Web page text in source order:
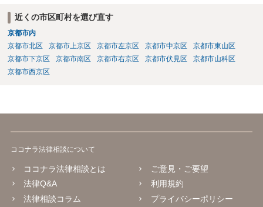
よく相談の上、決めるべきです。 単に内容証明郵便を作ってもらうだ
けでよいのかどうか（これだけなら数万円でしょう）、その後の交渉
を依頼するかどうか、請求金額との関係で、赤字になるかもしれない
ので、交渉の依頼はしないのか、など、検討すべき点はいろいろあり
ますので、まずは、お近くの弁護士に直接相談してみてください。
近くの市区町村を選び直す
京都市内
京都市北区
京都市上京区 京都市左京区 京都市中京区
京都市東山区
京都市下京区
京都市南区 京都市右京区 京都市伏見区
京都市山科区
京都市西京区
ココナラ法律相談について
ココナラ法律相談とは
法律Q&A
法律相談コラム
ご意見・ご要望
利用規約
プライバシーポリシー